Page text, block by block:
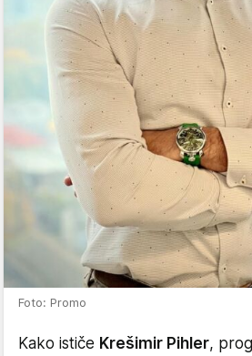
Foto: Promo
Kako ističe Krešimir Pihler,